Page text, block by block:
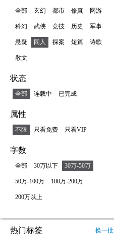
全部 玄幻 都市 修真 网游
科幻 武侠 竞技 历史 军事
悬疑 同人 探案 短篇 诗歌
散文
状态
全部 连载中 已完成
属性
不限 只看免费 只看VIP
字数
全部 30万以下 30万-50万
50万-100万 100万-200万
200万以上
热门标签 换一批